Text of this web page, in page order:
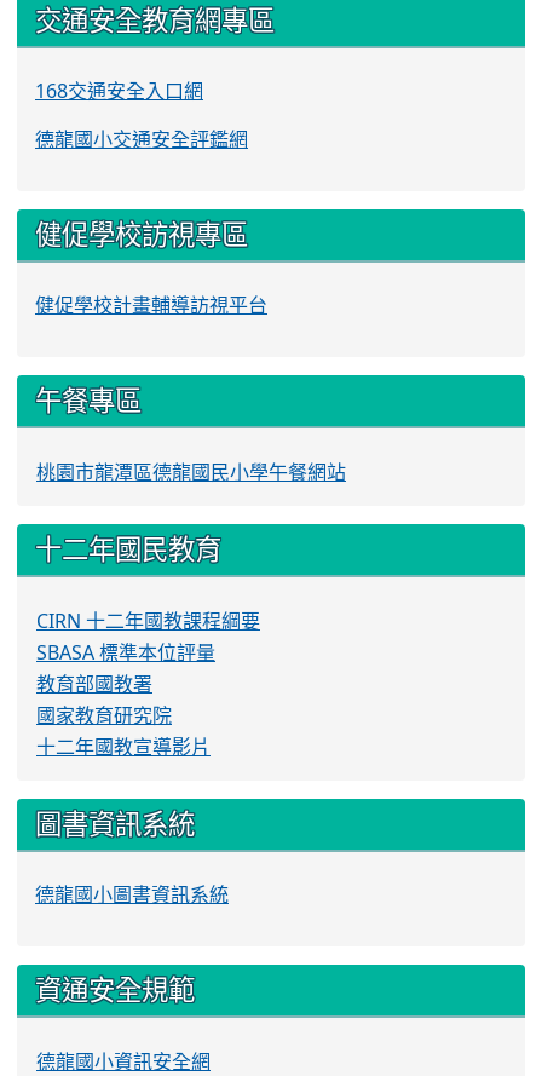
交通安全教育網專區
168交通安全入口網
德龍國小交通安全評鑑網
健促學校訪視專區
健促學校計畫輔導訪視平台
午餐專區
桃園市龍潭區德龍國民小學午餐網站
十二年國民教育
CIRN 十二年國教課程綱要
SBASA 標準本位評量
教育部國教署
國家教育研究院
十二年國教宣導影片
圖書資訊系統
德龍國小圖書資訊系統
資通安全規範
德龍國小資訊安全網